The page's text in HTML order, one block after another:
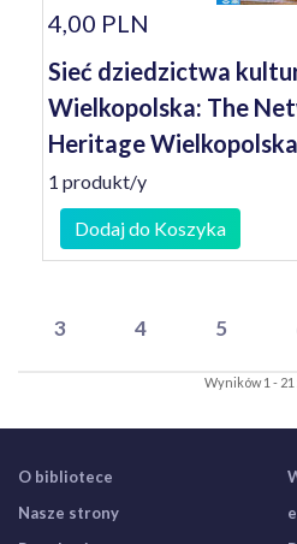
4,00 PLN
Sieć dziedzictwa
Wielkopolska: The
Heritage Wielkopolska
1 produkt/y
Dodaj do Koszyka
3 4 5
Wyników 1 - 21
O bibliotece
Nasze strony